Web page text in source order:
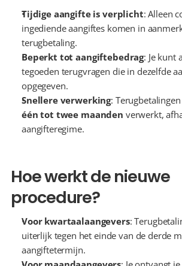
Tijdige aangifte is verplicht: Alleen
ingediende aangiftes komen in
terugbetaling.
Beperkt tot aangiftebedrag: Je kunt
tegoeden terugvragen die in dezelfde
opgegeven.
Snellere verwerking
één tot twee maanden verwerkt,
aangifteregime.
Hoe werkt de nieuwe
procedure?
Voor kwartaalaangevers:
uiterlijk tegen het einde van de derde
aangiftetermijn.